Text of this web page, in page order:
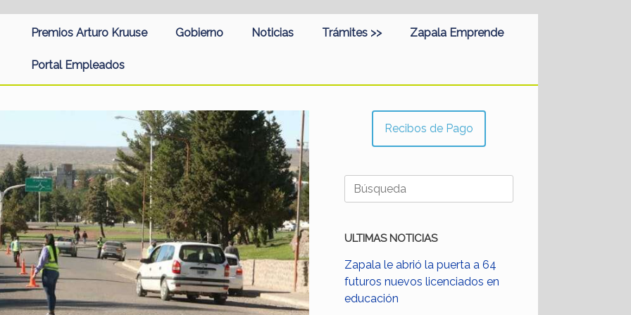
Premios Arturo Kruuse Gobierno Noticias Trámites >> Zapala Emprende
Portal Empleados
Recibos de Pago
Buscar:
ULTIMAS NOTICIAS
Zapala le abrió la puerta a 64
futuros nuevos licenciados en
educación